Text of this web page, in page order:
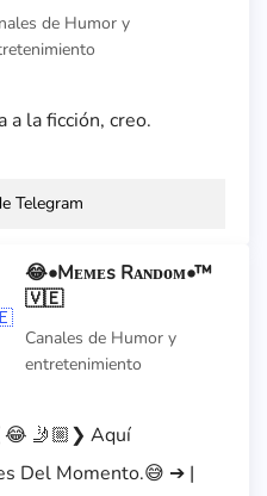
de Humor y
a la ficción, creo.
Telegram
😂•Mᴇᴍᴇs Rᴀɴᴅᴏᴍ•™
🇻🇪
Canales de Humor y
entretenimiento
🤳🏼❯ Aquí
Del Momento.😅 ➔ |